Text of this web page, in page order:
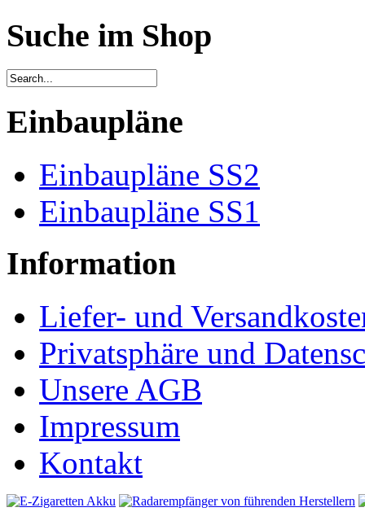
Suche im Shop
Einbaupläne
Einbaupläne SS2
Einbaupläne SS1
Information
Liefer- und
Privatsphäre und
Unsere AGB
Impressum
Kontakt